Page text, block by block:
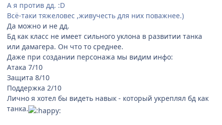
А я против дд. :D
Всё-таки тяжеловес ,живучесть для них поважнее.)
Да можно и не дд.
Бд как класс не имеет сильного уклона в развитии танка
или дамагера. Он что то среднее.
Даже при создании персонажа мы видим инфо:
Атака 7/10
Защита 8/10
Поддержка 2/10
Лично я хотел бы видеть навык - который укреплял бд как
танка.